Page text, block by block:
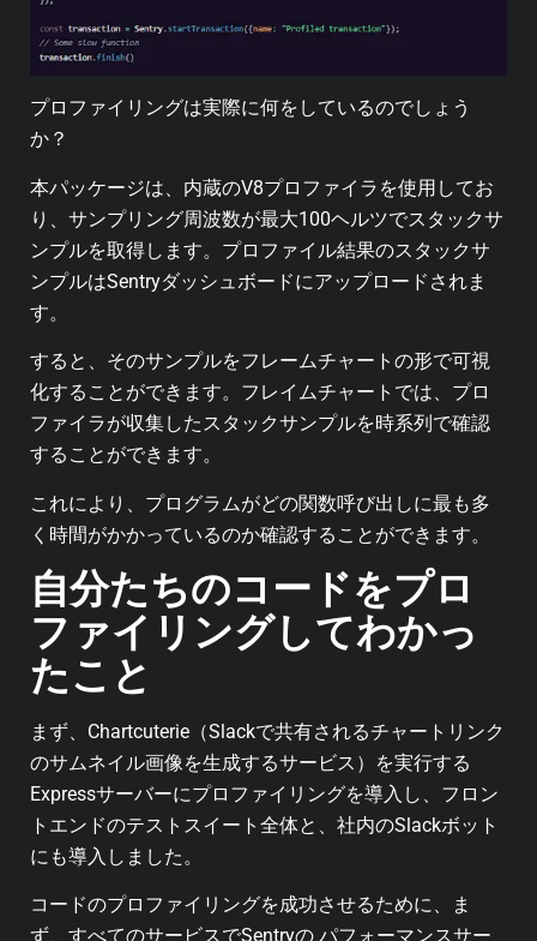
プロファイリングは実際に何をしているのでしょう
か？
本パッケージは、内蔵のV8プロファイラを使用してお
り、サンプリング周波数が最大100ヘルツでスタックサ
ンプルを取得します。プロファイル結果のスタックサ
ンプルはSentryダッシュボードにアップロードされま
す。
すると、そのサンプルをフレームチャートの形で可視
化することができます。フレイムチャートでは、プロ
ファイラが収集したスタックサンプルを時系列で確認
することができます。
これにより、プログラムがどの関数呼び出しに最も多
く時間がかかっているのか確認することができます。
自分たちのコードをプロ
ファイリングしてわかっ
たこと
まず、Chartcuterie（Slackで共有されるチャートリンク
のサムネイル画像を生成するサービス）を実行する
Expressサーバーにプロファイリングを導入し、フロン
トエンドのテストスイート全体と、社内のSlackボット
にも導入しました。
コードのプロファイリングを成功させるために、ま
ず、すべてのサービスでSentryの パフォーマンスサー